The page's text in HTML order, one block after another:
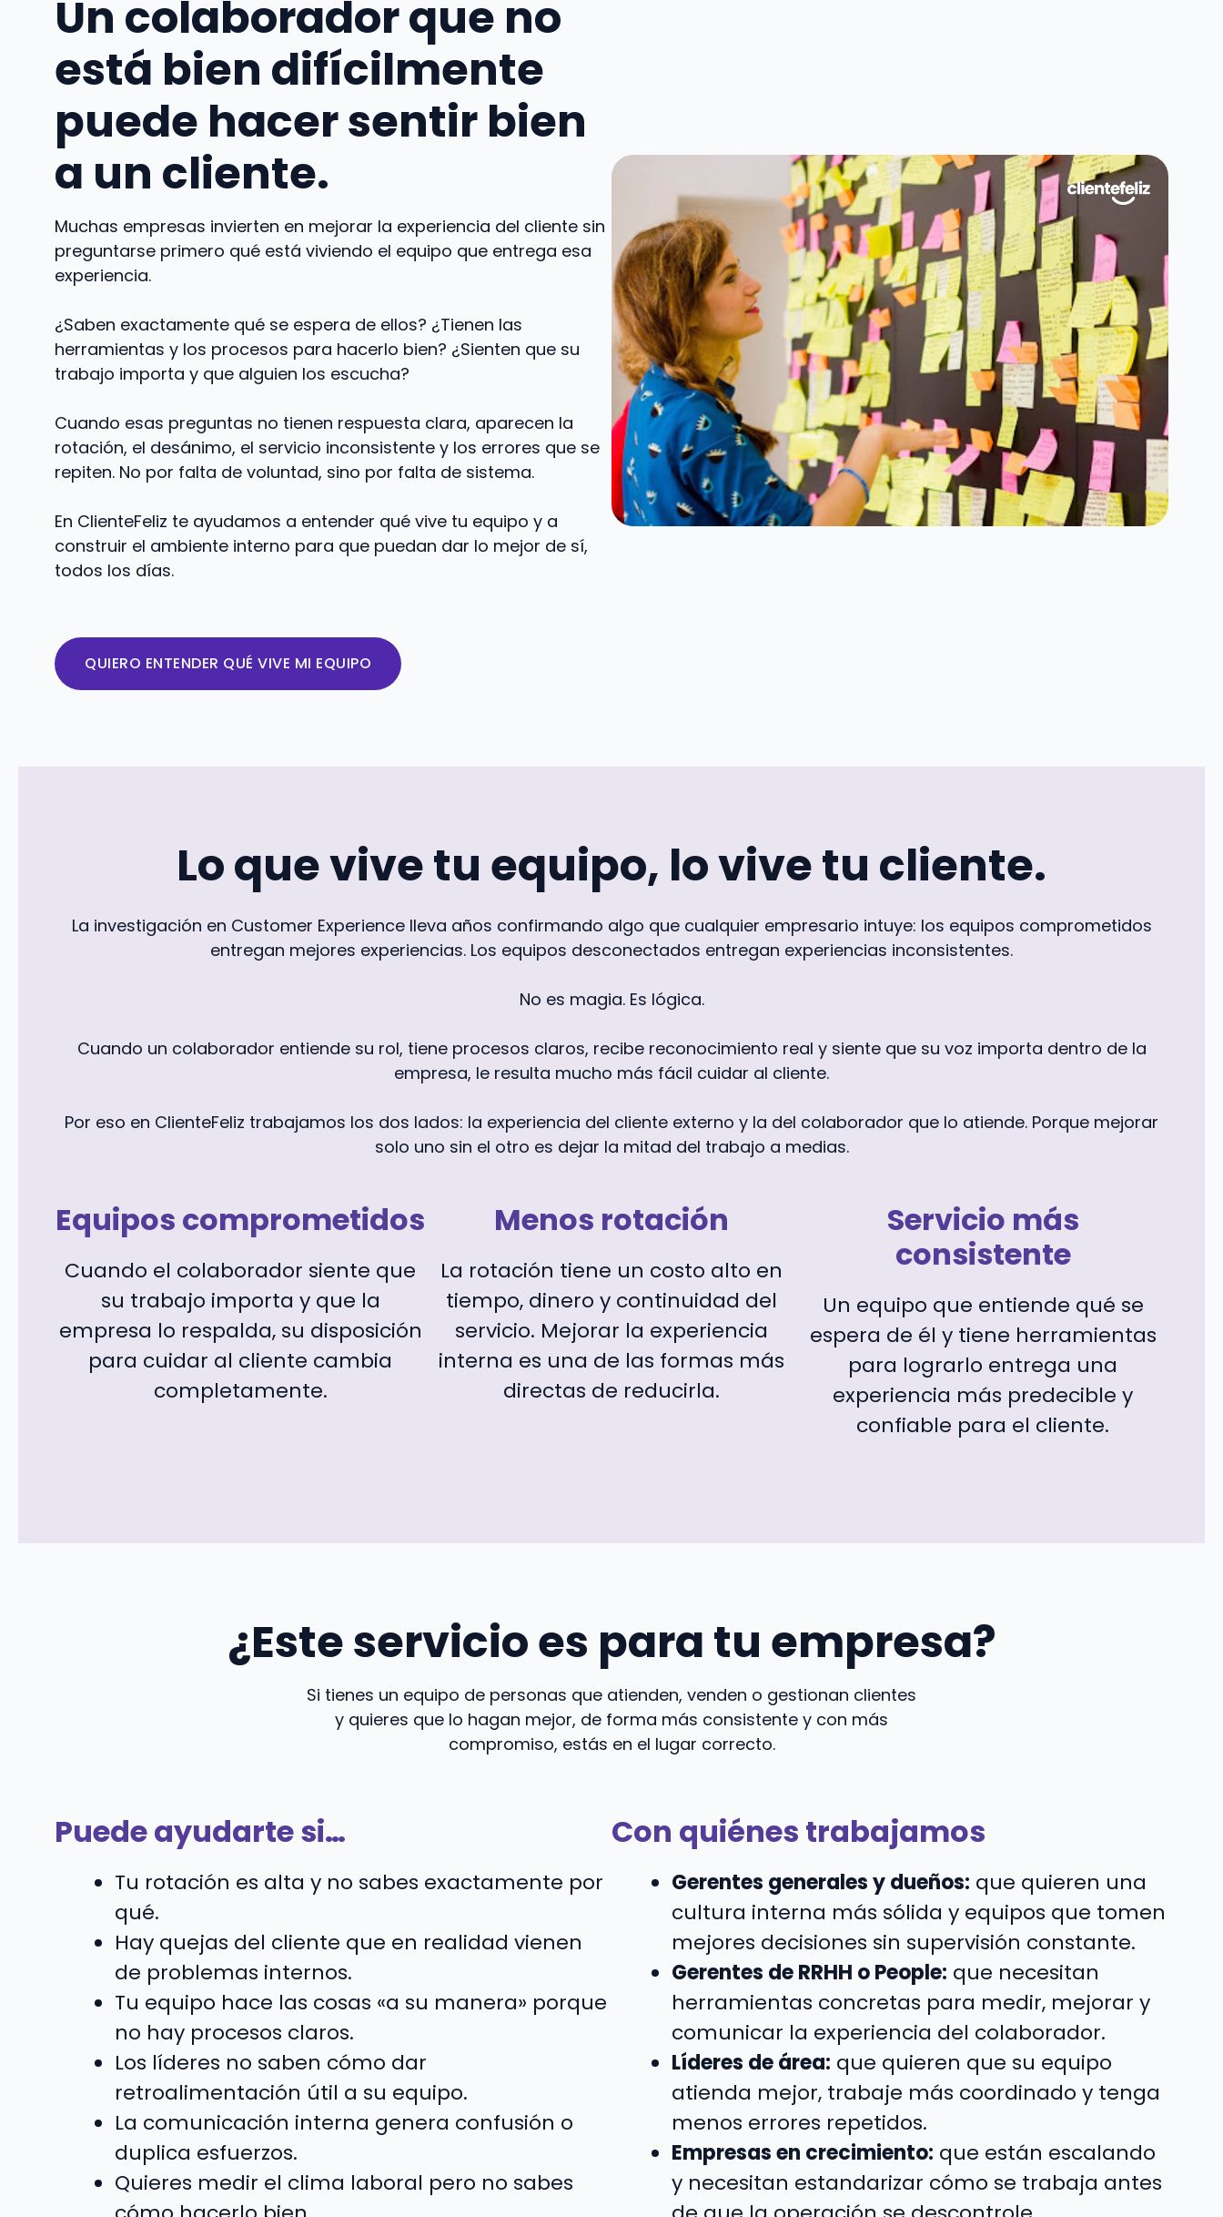
Un colaborador que no
está bien difícilmente
puede hacer sentir bien
a un cliente.
Muchas empresas invierten en mejorar la experiencia del cliente sin
preguntarse primero qué está viviendo el equipo que entrega esa
experiencia.
¿Saben exactamente qué se espera de ellos? ¿Tienen las
herramientas y los procesos para hacerlo bien? ¿Sienten que su
trabajo importa y que alguien los escucha?
Cuando esas preguntas no tienen respuesta clara, aparecen la
rotación, el desánimo, el servicio inconsistente y los errores que se
repiten. No por falta de voluntad, sino por falta de sistema.
En ClienteFeliz te ayudamos a entender qué vive tu equipo y a
construir el ambiente interno para que puedan dar lo mejor de sí,
todos los días.
QUIERO ENTENDER QUÉ VIVE MI EQUIPO
Lo que vive tu equipo, lo vive tu cliente.
La investigación en Customer Experience lleva años confirmando algo que cualquier empresario intuye: los equipos comprometidos
entregan mejores experiencias. Los equipos desconectados entregan experiencias inconsistentes.
No es magia. Es lógica.
Cuando un colaborador entiende su rol, tiene procesos claros, recibe reconocimiento real y siente que su voz importa dentro de la
empresa, le resulta mucho más fácil cuidar al cliente.
Por eso en ClienteFeliz trabajamos los dos lados: la experiencia del cliente externo y la del colaborador que lo atiende. Porque mejorar
solo uno sin el otro es dejar la mitad del trabajo a medias.
Equipos comprometidos
Cuando el colaborador siente que
su trabajo importa y que la
empresa lo respalda, su disposición
para cuidar al cliente cambia
completamente.
Menos rotación
La rotación tiene un costo alto en
tiempo, dinero y continuidad del
servicio. Mejorar la experiencia
interna es una de las formas más
directas de reducirla.
Servicio más
consistente
Un equipo que entiende qué se
espera de él y tiene herramientas
para lograrlo entrega una
experiencia más predecible y
confiable para el cliente.
¿Este servicio es para tu empresa?
Si tienes un equipo de personas que atienden, venden o gestionan clientes
y quieres que lo hagan mejor, de forma más consistente y con más
compromiso, estás en el lugar correcto.
Puede ayudarte si…
Tu rotación es alta y no sabes exactamente por
qué.
Hay quejas del cliente que en realidad vienen
de problemas internos.
Tu equipo hace las cosas «a su manera» porque
no hay procesos claros.
Los líderes no saben cómo dar
retroalimentación útil a su equipo.
La comunicación interna genera confusión o
duplica esfuerzos.
Quieres medir el clima laboral pero no sabes
Con quiénes trabajamos
Gerentes generales y dueños: que quieren una
cultura interna más sólida y equipos que tomen
mejores decisiones sin supervisión constante.
Gerentes de RRHH o People: que necesitan
herramientas concretas para medir, mejorar y
comunicar la experiencia del colaborador.
Líderes de área: que quieren que su equipo
atienda mejor, trabaje más coordinado y tenga
menos errores repetidos.
Empresas en crecimiento: que están escalando
y necesitan estandarizar cómo se trabaja antes